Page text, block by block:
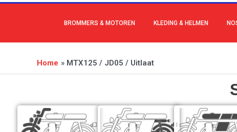
BROMMERS & MOTOREN KLEDING & HELMEN
Home MTX125 / JD05 / Uitlaat